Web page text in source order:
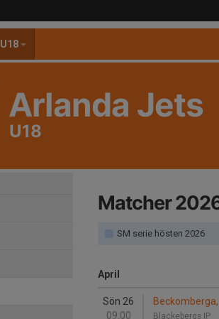
U18
Arlanda Jets
U18
Matcher
SM serie hösten 2026
April
Sön 26
09:00
Blackebergs IP